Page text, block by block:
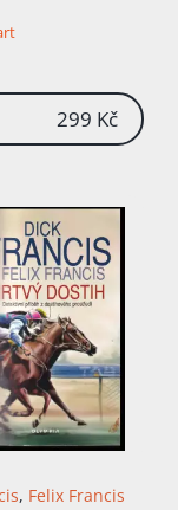
299 Kč
, Felix Francis